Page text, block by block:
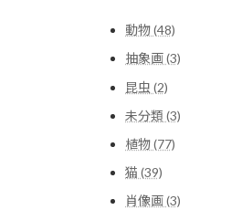
動物 (48)
抽象画 (3)
昆虫 (2)
未分類 (3)
植物 (77)
猫 (39)
肖像画 (3)